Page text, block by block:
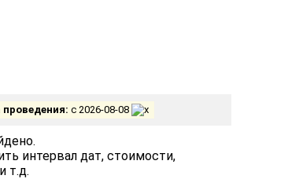
с 2026-08-08
интервал дат, стоимости,
т.д.